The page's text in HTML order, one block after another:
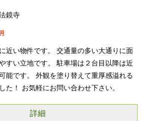
鏡寺
近い物件です。 交通量の多い大通りに面
すい立地です。 駐車場は２台目以降は近
能です。 外観を塗り替えて重厚感溢れる
た！ お気軽にお問い合わせ下さい。
詳細